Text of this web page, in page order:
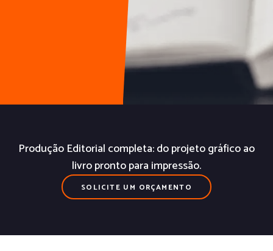
Produção Editorial completa: do projeto gráfico ao
livro pronto para impressão.
SOLICITE UM ORÇAMENTO